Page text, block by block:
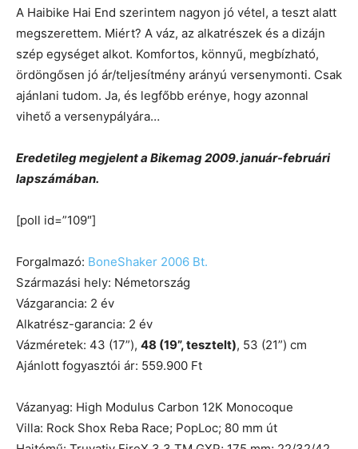
A Haibike Hai End szerintem nagyon jó vétel, a teszt alatt
megszerettem. Miért? A váz, az alkatrészek és a dizájn
szép egységet alkot. Komfortos, könnyű, megbízható,
ördöngősen jó ár/teljesítmény arányú versenymonti. Csak
ajánlani tudom. Ja, és legfőbb erénye, hogy azonnal
vihető a versenypályára…
Eredetileg megjelent a Bikemag 2009. január-februári
lapszámában.
[poll id=”109″]
Forgalmazó: BoneShaker 2006 Bt.
Származási hely: Németország
Vázgarancia: 2 év
Alkatrész-garancia: 2 év
Vázméretek: 43 (17”), 48 (19”, tesztelt), 53 (21”) cm
Ajánlott fogyasztói ár: 559.900 Ft
Vázanyag: High Modulus Carbon 12K Monocoque
Villa: Rock Shox Reba Race; PopLoc; 80 mm út